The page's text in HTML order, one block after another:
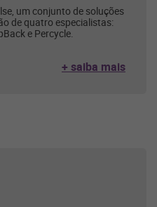
um conjunto de soluções
de quatro especialistas:
e Percycle.
+ saiba mais